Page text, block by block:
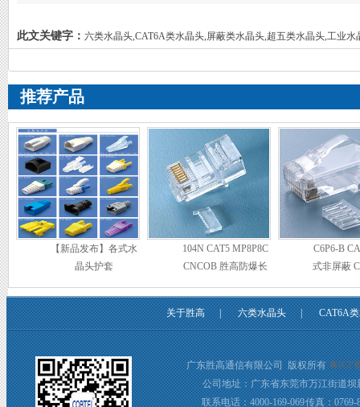
此文关键字： 六类水晶头,CAT6A类水晶头,屏蔽类水晶头,超五类水晶头,工业水
推荐产品
【新品发布】各式水
晶头护套
104N CAT5 MP8P8C
CNCOB 胜高防爆长
C6P6-B
式非屏蔽
关于胜高 | 六类水晶头 | CAT6A
广东胜高通信有限公司 版权所有粤ICP
公司地址：广东省东莞市万江街道坝
联系电话：4000-169-069 传真：0769-